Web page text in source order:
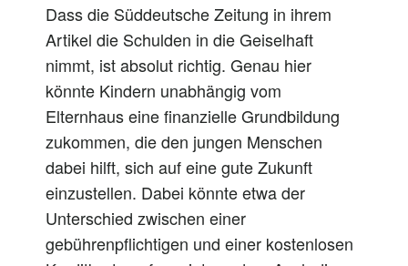
Dass die Süddeutsche Zeitung in ihrem
Artikel die Schulden in die Geiselhaft
nimmt, ist absolut richtig. Genau hier
könnte Kindern unabhängig vom
Elternhaus eine finanzielle Grundbildung
zukommen, die den jungen Menschen
dabei hilft, sich auf eine gute Zukunft
einzustellen. Dabei könnte etwa der
Unterschied zwischen einer
gebührenpflichtigen und einer kostenlosen